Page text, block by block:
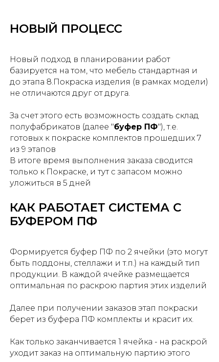
НОВЫЙ ПРОЦЕСС
Новый подход в планировании работ
базируется на том, что мебель стандартная и
до этапа 8.Покраска изделия (в рамках модели)
не отличаются друг от друга.
За счет этого есть возможность создать склад
полуфабрикатов (далее "буфер ПФ"), т.е.
готовых к покраске комплектов прошедших 7
из 9 этапов
В итоге время выполнения заказа сводится
только к Покраске, и тут с запасом можно
уложиться в 5 дней
КАК РАБОТАЕТ СИСТЕМА С
БУФЕРОМ ПФ
Формируется буфер ПФ по 2 ячейки (это могут
быть поддоны, стеллажи и т.п.) на каждый тип
продукции. В каждой ячейке размещается
оптимальная по раскрою партия этих изделий
Далее при получении заказов этап покраски
берет из буфера ПФ комплекты и красит их.
Как только заканчивается 1 ячейка - на раскрой
уходит заказ на оптимальную партию этого